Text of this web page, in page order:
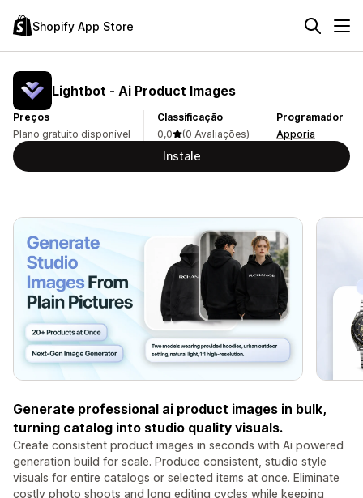
Shopify App Store
Lightbot ‑ Ai Product Images
Preços
Plano gratuito disponível
Classificação
0,0
(0 Avaliações)
Programador
Apporia
Instale
Generate professional ai product images in bulk,
turning catalog into studio quality visuals.
Create consistent product images in seconds with Ai powered
generation build for scale. Produce consistent, studio style
visuals for entire catalogs or selected items at once. Eliminate
costly photo shoots and long editing cycles while keeping